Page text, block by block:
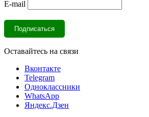
E-mail
Оставайтесь на связи
Вконтакте
Telegram
Одноклассники
WhatsApp
Яндекс.Дзен